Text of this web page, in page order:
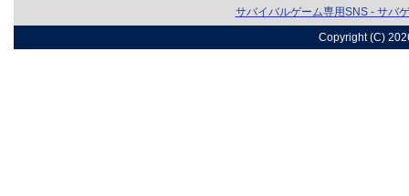
サバイバルゲーム専用SNS - サバ
Copyright (C)